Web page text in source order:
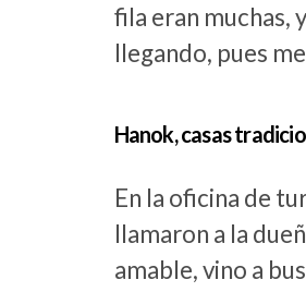
fila eran muchas,
llegando, pues
Hanok, casas
En la oficina de
llamaron a la
amable, vino a